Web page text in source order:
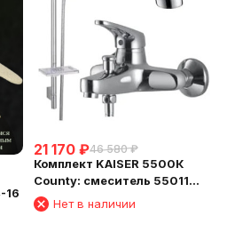
16
21 170 ₽46 580 ₽
Комплект KAISER 5500К
County: смеситель 55011
для раковины, смеситель
55022 и стойка R-1100 для
Нет в наличии